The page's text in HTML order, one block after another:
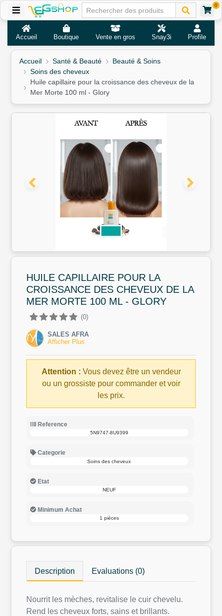
0
Accueil Boutique Vente en gros Snay3i Profile
Accueil Santé & Beauté
Beauté & Soins
Soins des cheveux
Huile capillaire pour la croissance des cheveux de la
Mer Morte 100 ml - Glory
HUILE CAPILLAIRE POUR LA
CROISSANCE DES CHEVEUX DE LA
MER MORTE 100 ML - GLORY
(0)
SALES AFRA
Afficher Plus
Attention : Vous devez être un vendeur
ou un grossiste pour commander et voir
les prix.
Reference
5N9747-8U9399
Categorie
Soins des cheveux
Etat
NEUF
Minimum Achat
1 pièces
Description Evaluations (0)
Nourrit les mèches, revitalise le cuir chevelu.
Rend les cheveux forts, sains et brillants.